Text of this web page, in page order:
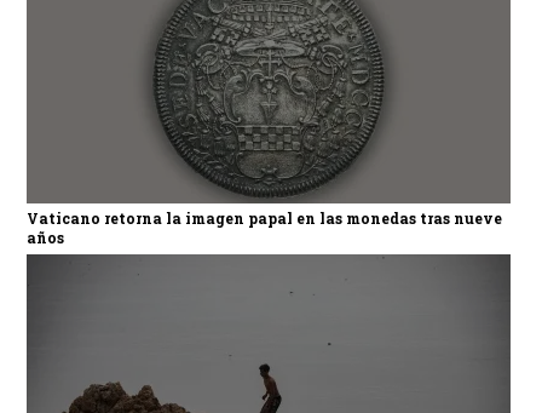
Vaticano retorna la imagen papal en las monedas tras nueve
años